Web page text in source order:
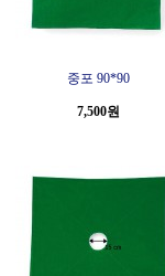
중포 90*90
7,500원